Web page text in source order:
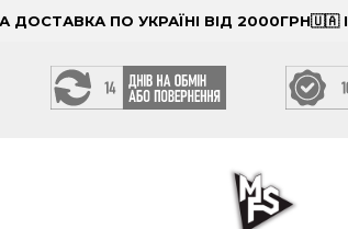
ДОСТАВКА ПО УКРАЇНІ ВІД 2000ГРН🇺🇦